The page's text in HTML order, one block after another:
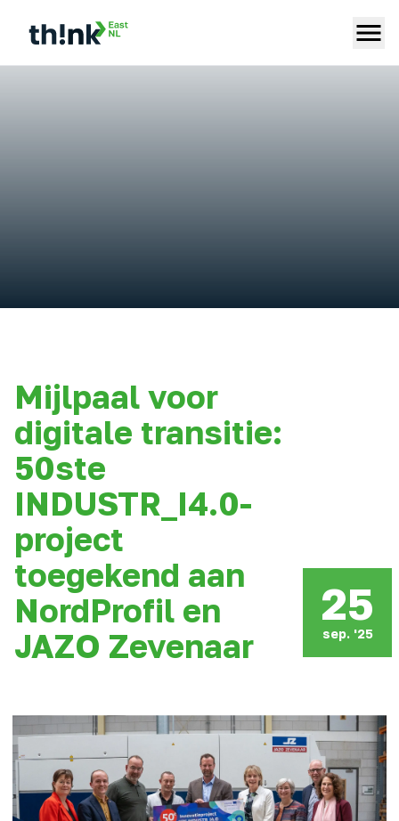
Mijlpaal voor
digitale transitie:
50ste
INDUSTR_I4.0-
project
toegekend aan
NordProfil en
JAZO Zevenaar
25
sep. '25